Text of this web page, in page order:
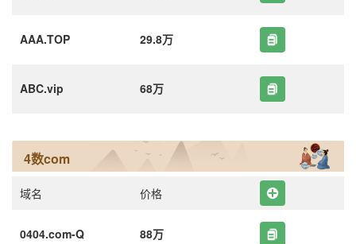
AAA.TOP 29.8万
ABC.vip 68万
4数com
域名 价格
0404.com-Q 88万